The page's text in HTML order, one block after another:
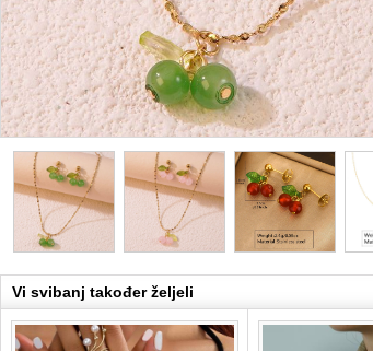
Vi svibanj također željeli